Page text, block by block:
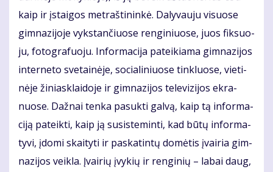
kaip ir įstai­gos met­raš­ti­nin­kė. Da­ly­vau­ju vi­suo­se
gim­na­zi­jo­je vyks­tan­čiuo­se ren­gi­niuo­se, juos fik­suo­
ju, fo­to­gra­fuo­ju. In­for­ma­ci­ja pa­tei­kia­ma gim­na­zi­jos
in­ter­ne­to sve­tai­nė­je, so­cia­li­niuo­se tin­kluo­se, vie­ti­
nė­je ži­niask­lai­do­je ir gim­na­zi­jos te­le­vi­zi­jos ek­ra­
nuo­se. Daž­nai ten­ka pa­suk­ti gal­vą, kaip tą in­for­ma­
ci­ją pa­teik­ti, kaip ją su­si­ste­min­ti, kad bū­tų in­for­ma­
ty­vi, įdo­mi skai­ty­ti ir pa­ska­tin­tų do­mė­tis įvai­ria gim­
na­zi­jos veik­la. Įvai­rių įvy­kių ir ren­gi­nių – la­bai daug,